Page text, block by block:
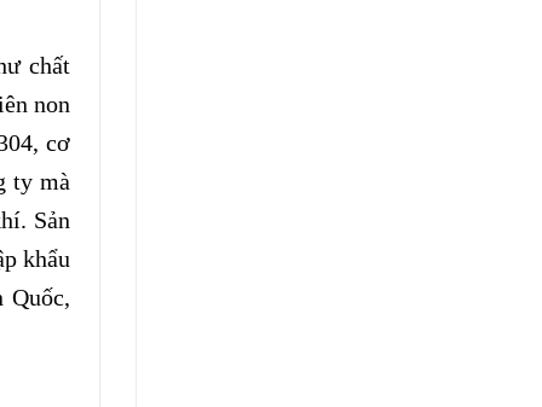
chất
non
cơ
ty mà
Sản
khẩu
Quốc,